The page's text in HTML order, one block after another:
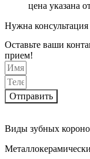
цена указана
Нужна
Оставьте ваши
прием!
Отправить
Виды зубных